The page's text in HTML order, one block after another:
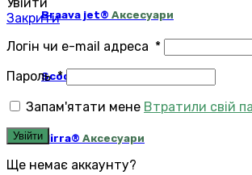
Braava jet® Аксесуари
Scooba®
Mirra® Аксесуари
Закрити
Логін чи e-mail адреса *
Пароль*
Запам'ятати мене Втратили свій
Увійти
Ще немає аккаунту?